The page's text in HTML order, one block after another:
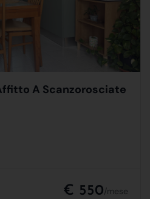
A Scanzorosciate
€ 550/mese